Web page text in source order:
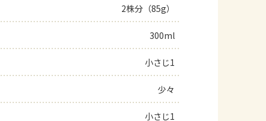
コンテンツ
レシピ
トーク
よくあるお問い合わせ
2株分（85g）
300ml
小さじ1
少々
小さじ1